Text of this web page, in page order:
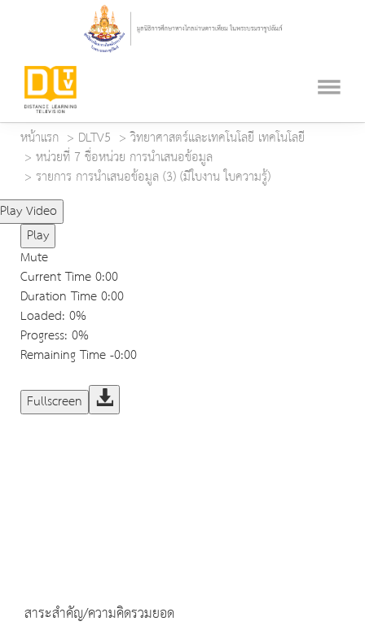
หน้าแรก DLTV5
วิทยาศาสตร์และเทคโนโลยี เทคโนโลยี
หน่วยที่ 7 ชื่อหน่วย การนำเสนอข้อมูล
รายการ การนำเสนอข้อมูล (3) (มีใบงาน ใบความรู้)
Play Video
Play
Mute
Current Time0:00
Duration Time0:00
Loaded: 0%
Progress: 0%
Remaining Time-0:00
Fullscreen
สาระสำคัญ/ความคิดรวมยอด